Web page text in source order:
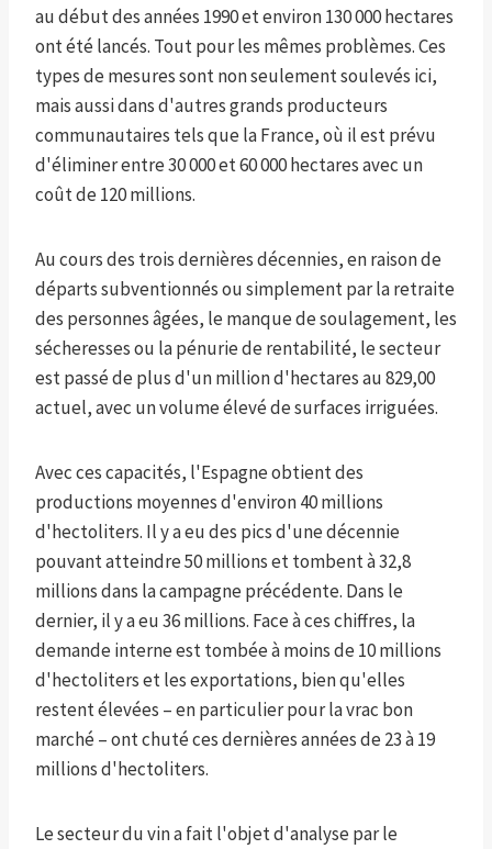
au début des années 1990 et environ 130 000 hectares
ont été lancés. Tout pour les mêmes problèmes. Ces
types de mesures sont non seulement soulevés ici,
mais aussi dans d'autres grands producteurs
communautaires tels que la France, où il est prévu
d'éliminer entre 30 000 et 60 000 hectares avec un
coût de 120 millions.
Au cours des trois dernières décennies, en raison de
départs subventionnés ou simplement par la retraite
des personnes âgées, le manque de soulagement, les
sécheresses ou la pénurie de rentabilité, le secteur
est passé de plus d'un million d'hectares au 829,00
actuel, avec un volume élevé de surfaces irriguées.
Avec ces capacités, l'Espagne obtient des
productions moyennes d'environ 40 millions
d'hectoliters. Il y a eu des pics d'une décennie
pouvant atteindre 50 millions et tombent à 32,8
millions dans la campagne précédente. Dans le
dernier, il y a eu 36 millions. Face à ces chiffres, la
demande interne est tombée à moins de 10 millions
d'hectoliters et les exportations, bien qu'elles
restent élevées – en particulier pour la vrac bon
marché – ont chuté ces dernières années de 23 à 19
millions d'hectoliters.
Le secteur du vin a fait l'objet d'analyse par le